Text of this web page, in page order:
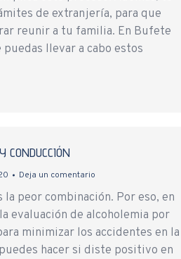
de extranjería, para que
reunir a tu familia. En Bufete
llevar a cabo estos
CONDUCCIÓN
Deja un comentario
la peor combinación. Por eso, en
evaluación de alcoholemia por
minimizar los accidentes en la
hacer si diste positivo en